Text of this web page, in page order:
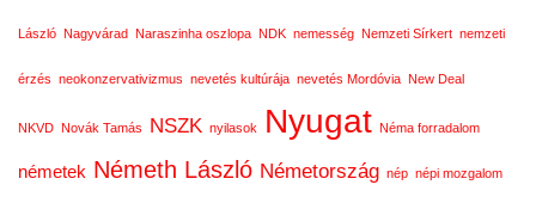
László Nagyvárad Naraszinha oszlopa NDK nemesség Nemzeti Sírkert nemzeti
érzés neokonzervativizmus nevetés kultúrája nevetés Mordóvia New Deal
NKVD Novák Tamás NSZK nyilasok Nyugat Néma forradalom
németek Németh László Németország nép népi mozgalom